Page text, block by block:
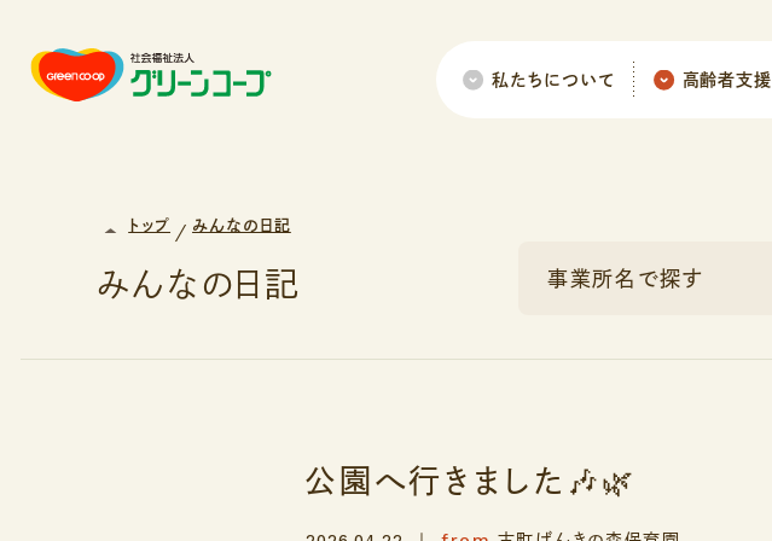
私たちについて 高齢者支援
トップ みんなの日記
みんなの日記 事業所名で探す
公園へ行きました🎶🌿